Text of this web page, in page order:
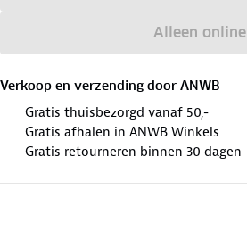
Alleen online
Verkoop en verzending door ANWB
Gratis thuisbezorgd vanaf 50,-
Gratis afhalen in ANWB Winkels
Gratis retourneren binnen 30 dagen